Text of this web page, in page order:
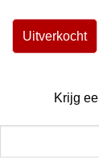
Uitverkocht
Krijg